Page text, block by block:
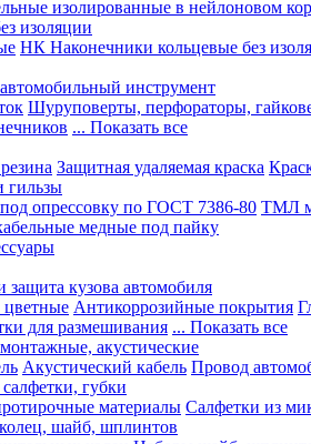
изолированные в нейлоновом
изоляции
НК Наконечники кольцевые без
инструмент
Шуруповерты, перфораторы,
... Показать все
Защитная удаляемая краска
гильзы
опрессовку по ГОСТ 7386-80 ТМЛ
медные под пайку
кузова автомобиля
цветные Антикоррозийные покрытия
для размешивания ... Показать все
акустические
Акустический кабель Провод
губки
материалы Салфетки из
шайб, шплинтов